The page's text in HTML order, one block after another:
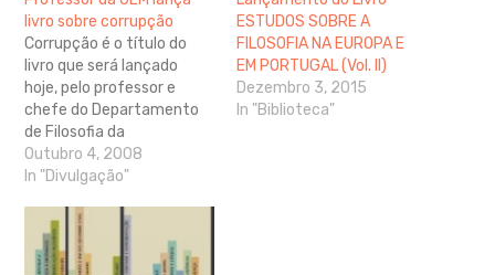
livro sobre corrupção
Corrupção é o título do
livro que será lançado
hoje, pelo professor e
chefe do Departamento
de Filosofia da
Universidade estadual de
Maringá, José Antônio
da coleção Filosofia
Frente & Verso, da Editora
Globo. O livro surgiu de um
Outubro 4, 2008
In "Divulgação"
ESTUDOS SOBRE A
FILOSOFIA NA EUROPA E
EM PORTUGAL (Vol. II)
Dezembro 3, 2015
In "Biblioteca"